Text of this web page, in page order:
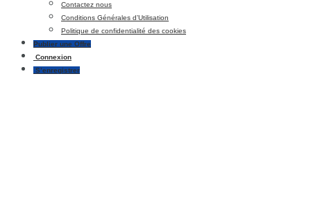
Contactez nous
Conditions Générales d’Utilisation
Politique de confidentialité des cookies
Publier une Offre
Connexion
S’enregistrer